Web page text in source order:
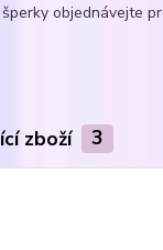
objednávejte
zboží 3